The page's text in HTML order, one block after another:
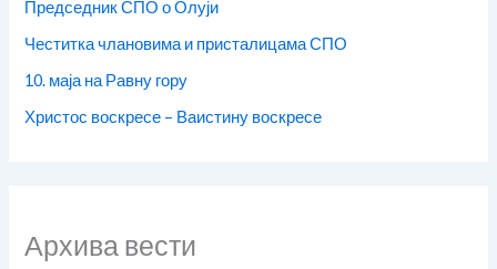
Председник СПО о Олуји
Честитка члановима и присталицама СПО
10. маја на Равну гору
Христос воскресе – Ваистину воскресе
Архива вести